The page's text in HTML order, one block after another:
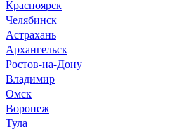
Красноярск
Челябинск
Астрахань
Архангельск
Ростов-на-Дону
Владимир
Омск
Воронеж
Тула